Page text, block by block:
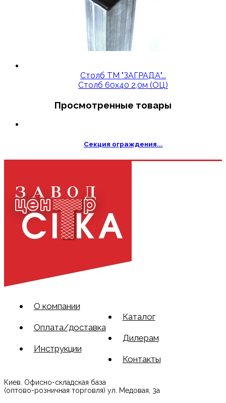
Столб ТМ "ЗАГРАДА"...
Столб 60х40 2,0м (ОЦ)
Просмотренные товары
Секция ограждения...
О компании
Каталог
Оплата/доставка
Дилерам
Инструкции
Контакты
Киев. Офисно-складская база
(оптово-розничная торговля) ул. Медовая, 3а